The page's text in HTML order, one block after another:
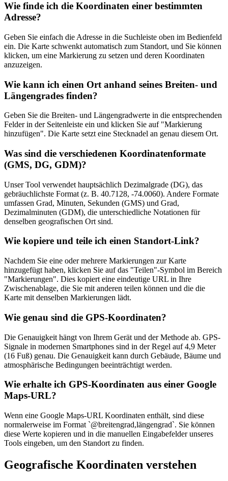
Wie finde ich die Koordinaten einer bestimmten
Adresse?
Geben Sie einfach die Adresse in die Suchleiste oben im Bedienfeld
ein. Die Karte schwenkt automatisch zum Standort, und Sie können
klicken, um eine Markierung zu setzen und deren Koordinaten
anzuzeigen.
Wie kann ich einen Ort anhand seines Breiten- und
Längengrades finden?
Geben Sie die Breiten- und Längengradwerte in die entsprechenden
Felder in der Seitenleiste ein und klicken Sie auf "Markierung
hinzufügen". Die Karte setzt eine Stecknadel an genau diesem Ort.
Was sind die verschiedenen Koordinatenformate
(GMS, DG, GDM)?
Unser Tool verwendet hauptsächlich Dezimalgrade (DG), das
gebräuchlichste Format (z. B. 40.7128, -74.0060). Andere Formate
umfassen Grad, Minuten, Sekunden (GMS) und Grad,
Dezimalminuten (GDM), die unterschiedliche Notationen für
denselben geografischen Ort sind.
Wie kopiere und teile ich einen Standort-Link?
Nachdem Sie eine oder mehrere Markierungen zur Karte
hinzugefügt haben, klicken Sie auf das "Teilen"-Symbol im Bereich
"Markierungen". Dies kopiert eine eindeutige URL in Ihre
Zwischenablage, die Sie mit anderen teilen können und die die
Karte mit denselben Markierungen lädt.
Wie genau sind die GPS-Koordinaten?
Die Genauigkeit hängt von Ihrem Gerät und der Methode ab. GPS-
Signale in modernen Smartphones sind in der Regel auf 4,9 Meter
(16 Fuß) genau. Die Genauigkeit kann durch Gebäude, Bäume und
atmosphärische Bedingungen beeinträchtigt werden.
Wie erhalte ich GPS-Koordinaten aus einer Google
Maps-URL?
Wenn eine Google Maps-URL Koordinaten enthält, sind diese
normalerweise im Format `@breitengrad,längengrad`. Sie können
diese Werte kopieren und in die manuellen Eingabefelder unseres
Tools eingeben, um den Standort zu finden.
Geografische Koordinaten verstehen